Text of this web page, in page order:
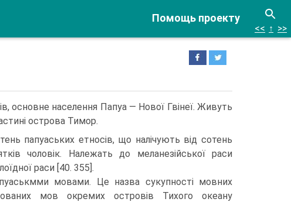
Помощь проекту
<< ↑ >>
основне населен­ня Папуа — Нової Гвінеї. Живуть
острова Тимор.
папуаських етносів, що налічують від сотень
чоловік. Належать до меланезійської раси
раси [40. 355].
мовами. Це назва сукупності мовних
мов окремих островів Тихого океану